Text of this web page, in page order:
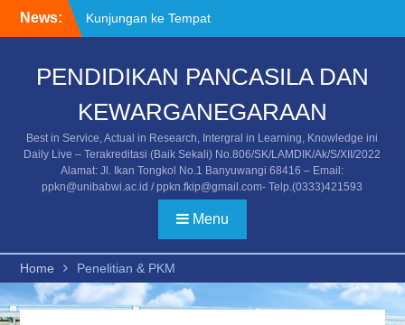
News:
Kunjungan ke Tempat
Asistensi Mengajar/PPL
PGRI Banyuwangi
Stakeholder
Undangan Temu Alumni
dan Stakeholder
PENDIDIKAN PANCASILA DAN
KEWARGANEGARAAN
Best in Service, Actual in Research, Intergral in Learning, Knowledge ini
Daily Live – Terakreditasi (Baik Sekali) No.806/SK/LAMDIK/Ak/S/XII/2022
Alamat: Jl. Ikan Tongkol No.1 Banyuwangi 68416 – Email:
ppkn@unibabwi.ac.id / ppkn.fkip@gmail.com- Telp.(0333)421593
Menu
Home Penelitian & PKM